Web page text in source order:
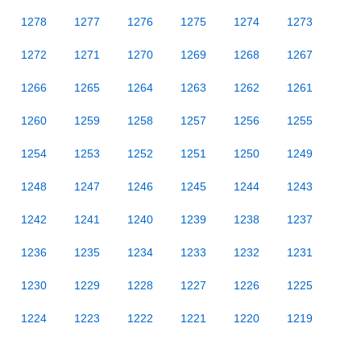
1278 1277 1276 1275 1274 1273
1272 1271 1270 1269 1268 1267
1266 1265 1264 1263 1262 1261
1260 1259 1258 1257 1256 1255
1254 1253 1252 1251 1250 1249
1248 1247 1246 1245 1244 1243
1242 1241 1240 1239 1238 1237
1236 1235 1234 1233 1232 1231
1230 1229 1228 1227 1226 1225
1224 1223 1222 1221 1220 1219